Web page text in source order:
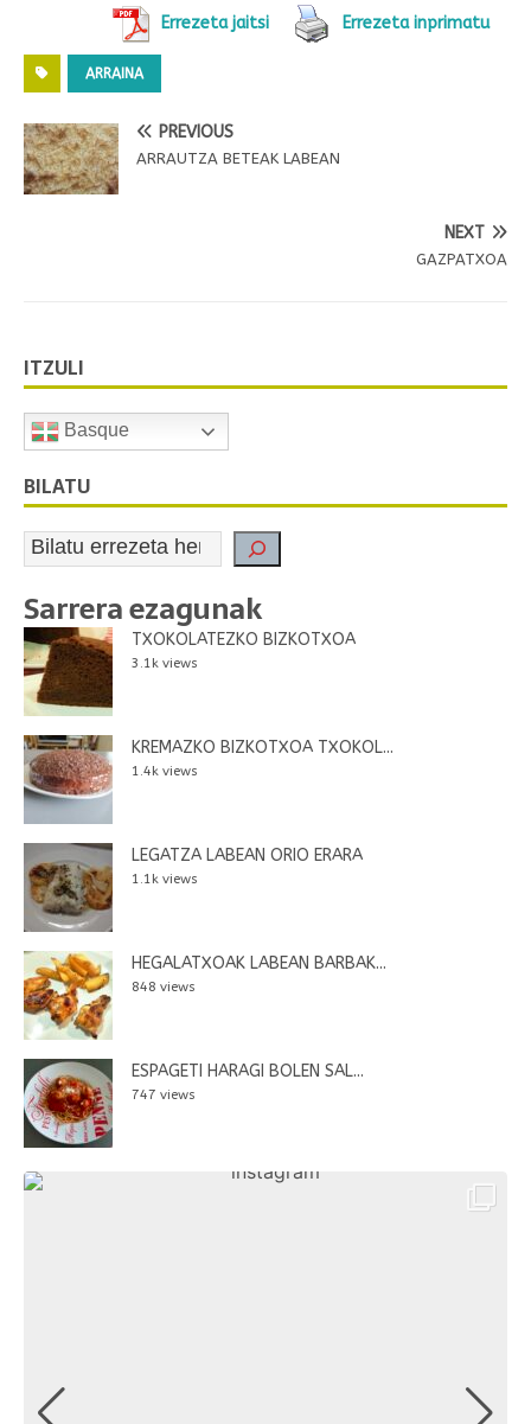
Errezeta jaitsi Errezeta inprimatu
ARRAINA
PREVIOUS
ARRAUTZA BETEAK LABEAN
NEXT
GAZPATXOA
ITZULI
Basque
BILATU
Sarrera ezagunak
TXOKOLATEZKO BIZKOTXOA
3.1k views
KREMAZKO BIZKOTXOA TXOKOL...
1.4k views
LEGATZA LABEAN ORIO ERARA
1.1k views
HEGALATXOAK LABEAN BARBAK...
848 views
ESPAGETI HARAGI BOLEN SAL...
747 views